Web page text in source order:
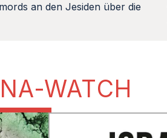
an den Jesiden über die
WATCH